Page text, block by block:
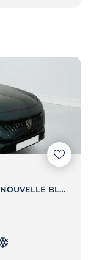
BLUEHDI 130CH EAT8 STYLE - 308 NOUVELLE BLUEHDI 130CH EAT8 STYLE